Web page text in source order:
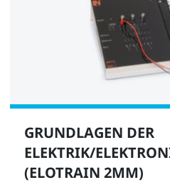
GRUNDLAGEN DER
ELEKTRIK/
(ELOTRAIN 2MM)